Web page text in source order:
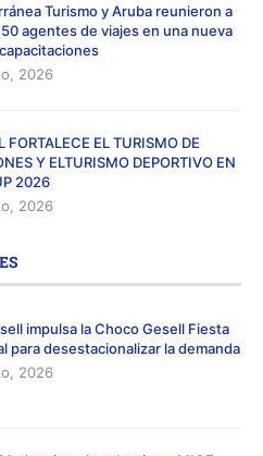
Turismo y Aruba reunieron a
agentes de viajes en una nueva
2026
FORTALECE EL TURISMO DE
Y ELTURISMO DEPORTIVO EN
2026
2026
impulsa la Choco Gesell Fiesta
para desestacionalizar la demanda
2026